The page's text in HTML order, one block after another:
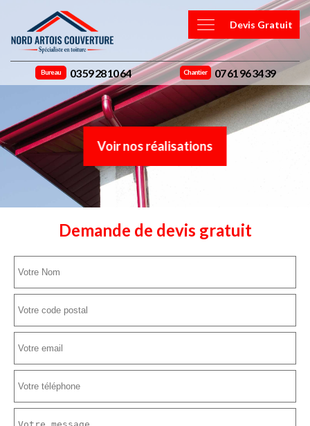
Devis Gratuit
Bureau 03 59 28 10 64 Chantier 07 61 96 34 39
Voir nos réalisations
Demande de devis gratuit